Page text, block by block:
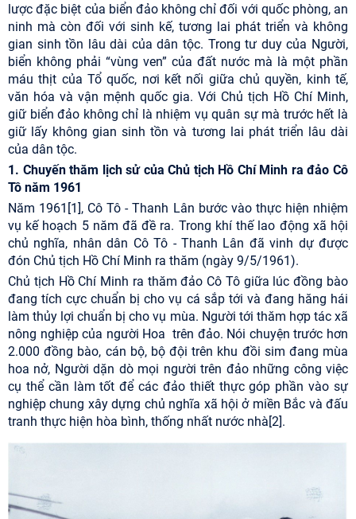
lược đặc biệt của biển đảo không chỉ đối với quốc phòng, an
ninh mà còn đối với sinh kế, tương lai phát triển và không
gian sinh tồn lâu dài của dân tộc. Trong tư duy của Người,
biển không phải “vùng ven” của đất nước mà là một phần
máu thịt của Tổ quốc, nơi kết nối giữa chủ quyền, kinh tế,
văn hóa và vận mệnh quốc gia. Với Chủ tịch Hồ Chí Minh,
giữ biển đảo không chỉ là nhiệm vụ quân sự mà trước hết là
giữ lấy không gian sinh tồn và tương lai phát triển lâu dài
của dân tộc.
1. Chuyến thăm lịch sử của Chủ tịch Hồ Chí Minh ra đảo Cô
Tô năm 1961
Năm 1961 [1], Cô Tô - Thanh Lân bước vào thực hiện nhiệm
vụ kế hoạch 5 năm đã đề ra. Trong khí thế lao động xã hội
chủ nghĩa, nhân dân Cô Tô - Thanh Lân đã vinh dự được
đón Chủ tịch Hồ Chí Minh ra thăm (ngày 9/5/1961).
Chủ tịch Hồ Chí Minh ra thăm đảo Cô Tô giữa lúc đồng bào
đang tích cực chuẩn bị cho vụ cá sắp tới và đang hăng hái
làm thủy lợi chuẩn bị cho vụ mùa. Người tới thăm hợp tác xã
nông nghiệp của người Hoa trên đảo. Nói chuyện trước hơn
2.000 đồng bào, cán bộ, bộ đội trên khu đồi sim đang mùa
hoa nở, Người dặn dò mọi người trên đảo những công việc
cụ thể cần làm tốt để các đảo thiết thực góp phần vào sự
nghiệp chung xây dựng chủ nghĩa xã hội ở miền Bắc và đấu
tranh thực hiện hòa bình, thống nhất nước nhà[2].